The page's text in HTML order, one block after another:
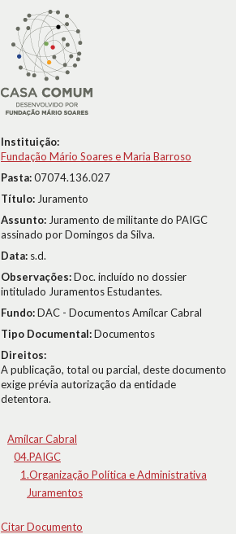
Instituição:
Fundação Mário Soares e Maria Barroso
Pasta:07074.136.027
Título: Juramento
Assunto: Juramento de militante do PAIGC
assinado por Domingos da Silva.
Data: s.d.
Observações:Doc. incluído no dossier
intitulado Juramentos Estudantes.
Fundo:DAC - Documentos Amílcar Cabral
Tipo Documental:Documentos
Direitos:
A publicação, total ou parcial, deste documento
exige prévia autorização da entidade
detentora.
Amílcar Cabral
04.PAIGC
1.Organização Política e Administrativa
Juramentos
Citar Documento